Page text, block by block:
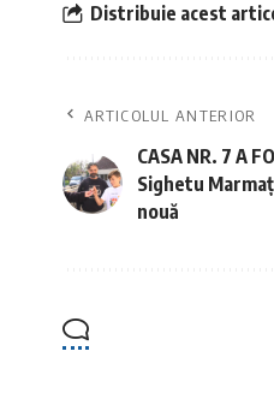
Distribuie acest
ARTICOLUL ANTERIOR
CASA NR. 7 A
Sighetu
nouă